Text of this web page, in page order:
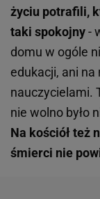
życiu potrafili,
taki spokojny-
domu w ogóle
edukacji, ani
nauczycielami.
nie wolno było
Na kościół też
śmierci nie